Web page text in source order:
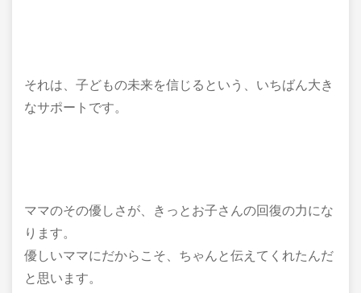
それは、子どもの未来を信じるという、いちばん大き
なサポートです。
ママのその優しさが、きっとお子さんの回復の力にな
ります。
優しいママにだからこそ、ちゃんと伝えてくれたんだ
と思います。